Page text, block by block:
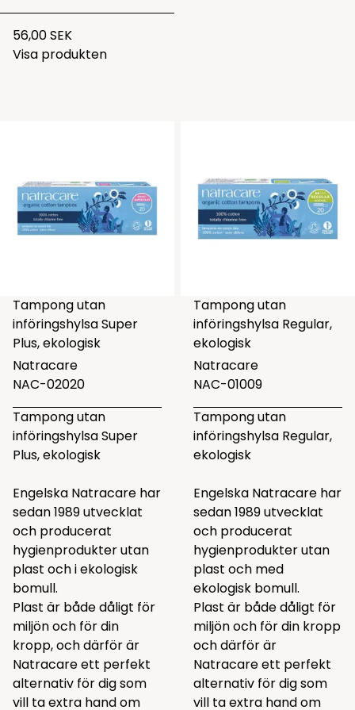
56,00 SEK
Visa produkten
Tampong utan
införingshylsa Super
Plus, ekologisk
Natracare
NAC-02020
Tampong utan
införingshylsa Super
Plus, ekologisk
Engelska Natracare har
sedan 1989 utvecklat
och producerat
hygienprodukter utan
plast och i ekologisk
bomull.
Plast är både dåligt för
miljön och för din
kropp, och därför är
Natracare ett perfekt
alternativ för dig som
vill ta extra hand om
Tampong utan
införingshylsa Regular,
ekologisk
Natracare
NAC-01009
Tampong utan
införingshylsa Regular,
ekologisk
Engelska Natracare har
sedan 1989 utvecklat
och producerat
hygienprodukter utan
plast och med
ekologisk bomull.
Plast är både dåligt för
miljön och för din kropp
och därför är
Natracare ett perfekt
alternativ för dig som
vill ta extra hand om